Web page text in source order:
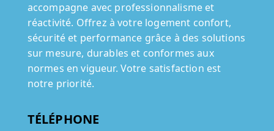
accompagne avec professionnalisme et
réactivité. Offrez à votre logement confort,
sécurité et performance grâce à des solutions
sur mesure, durables et conformes aux
normes en vigueur. Votre satisfaction est
notre priorité.
TÉLÉPHONE